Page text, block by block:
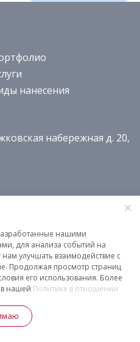
нанесения
набережная д. 20,
защищены
нашими
для анализа событий на
улучшать взаимодействие с
Продолжая просмотр страниц
его использования. Более
нашей Политике в отношении